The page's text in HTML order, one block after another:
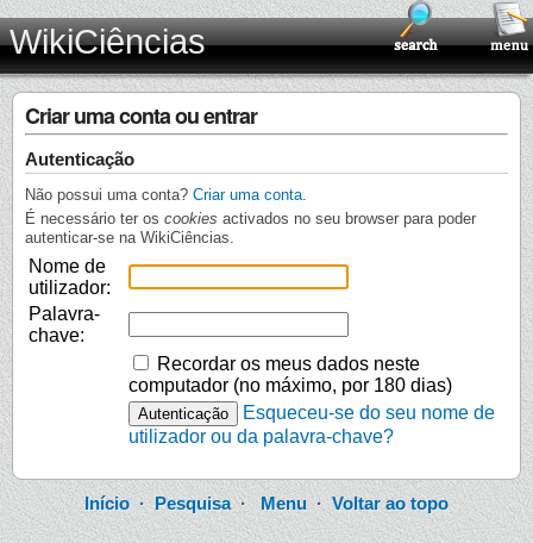
WikiCiências
Criar uma conta ou entrar
Autenticação
Não possui uma conta? Criar uma conta
É necessário ter os cookies activados no seu browser para poder
autenticar-se na WikiCiências.
Nome de
utilizador:
Palavra-
chave:
Recordar os meus dados neste
computador (no máximo, por 180 dias)
Esqueceu-se do seu nome de
utilizador ou da palavra-chave?
Início· Pesquisa·Menu ·Voltar ao topo